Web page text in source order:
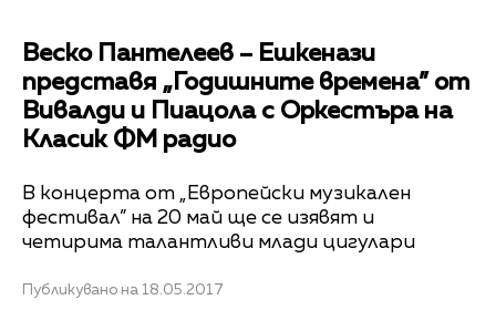
Веско Пантелеев – Ешкенази
представя „Годишните времена” от
Вивалди и Пиацола с Оркестъра на
Класик ФМ радио
В концерта от „Европейски музикален
фестивал” на 20 май ще се изявят и
четирима талантливи млади цигулари
Публикувано на 18.05.2017